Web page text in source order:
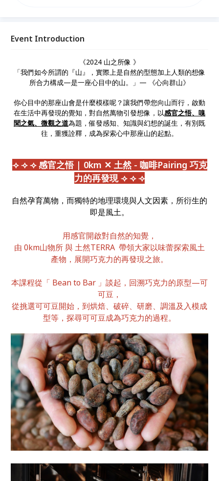
Event Introduction
《2024 山之所像 》
「我們如今所謂的『山』，實際上是自然的型態加上人類的想像
所合力構成—是一座心目中的山。」— 《心向群山》
你心目中的那座山會是什麼模樣呢？讓我們帶您向山而行，啟動
在生活中再發現的覺知，對自然萬物引發想像，以感官之悟、嗅
聞之氣、微觀之道為題，催發感知、知識與幻想的誕生，有別既
往，重獲詮釋，成為探索心中那座山的起點。
⟢ ⟢ ⟢ 感官之悟 | 0km ✕ 土然 - 咖啡Pairing 巧克
力的再發現 ⟢ ⟢ ⟢
自然孕育萬物，而獨特的地理環境與人文因素，所衍生的
即是風土。
用感官開啟對自然的知覺，
由 0km山物所 與 土然TERRA 帶領大家以味蕾探索風土
產物，展開巧克力的再發現之旅。
本課程從「 Bean to Bar 」談起，回溯巧克力的原型—可
可豆，
從挑選可可豆開始，到烘焙、破碎、研磨、調溫及入模成
型等，探尋可可豆成為巧克力的過程。